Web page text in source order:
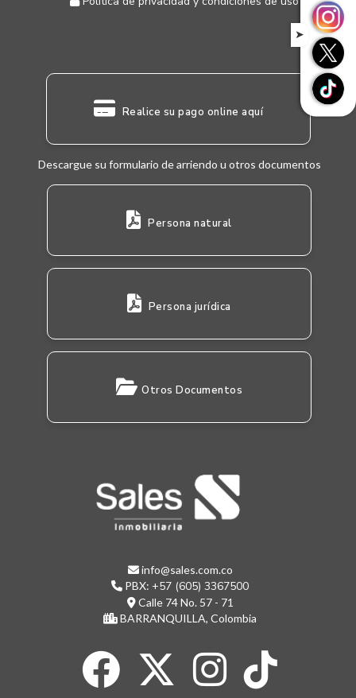
Realice su pago online aquí
Descargue su formulario de arriendo u otros documentos
Persona natural
Persona jurídica
Otros Documentos
info@sales.com.co
PBX: +57 (605) 3367500
Calle 74 No. 57 - 71
BARRANQUILLA, Colombia
➤